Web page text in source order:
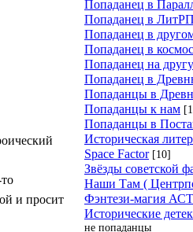
и просит
Попаданец в
Попаданец в
Попаданец в
Попаданец в космос
Попаданец на
Попаданец в
Попаданцы в
Попаданцы к нам
Попаданцы в
Историческая
Space Factor [10]
Звёзды советской
Наши Там (
Фэнтези-магия АСТ
Исторические
не попаданцы